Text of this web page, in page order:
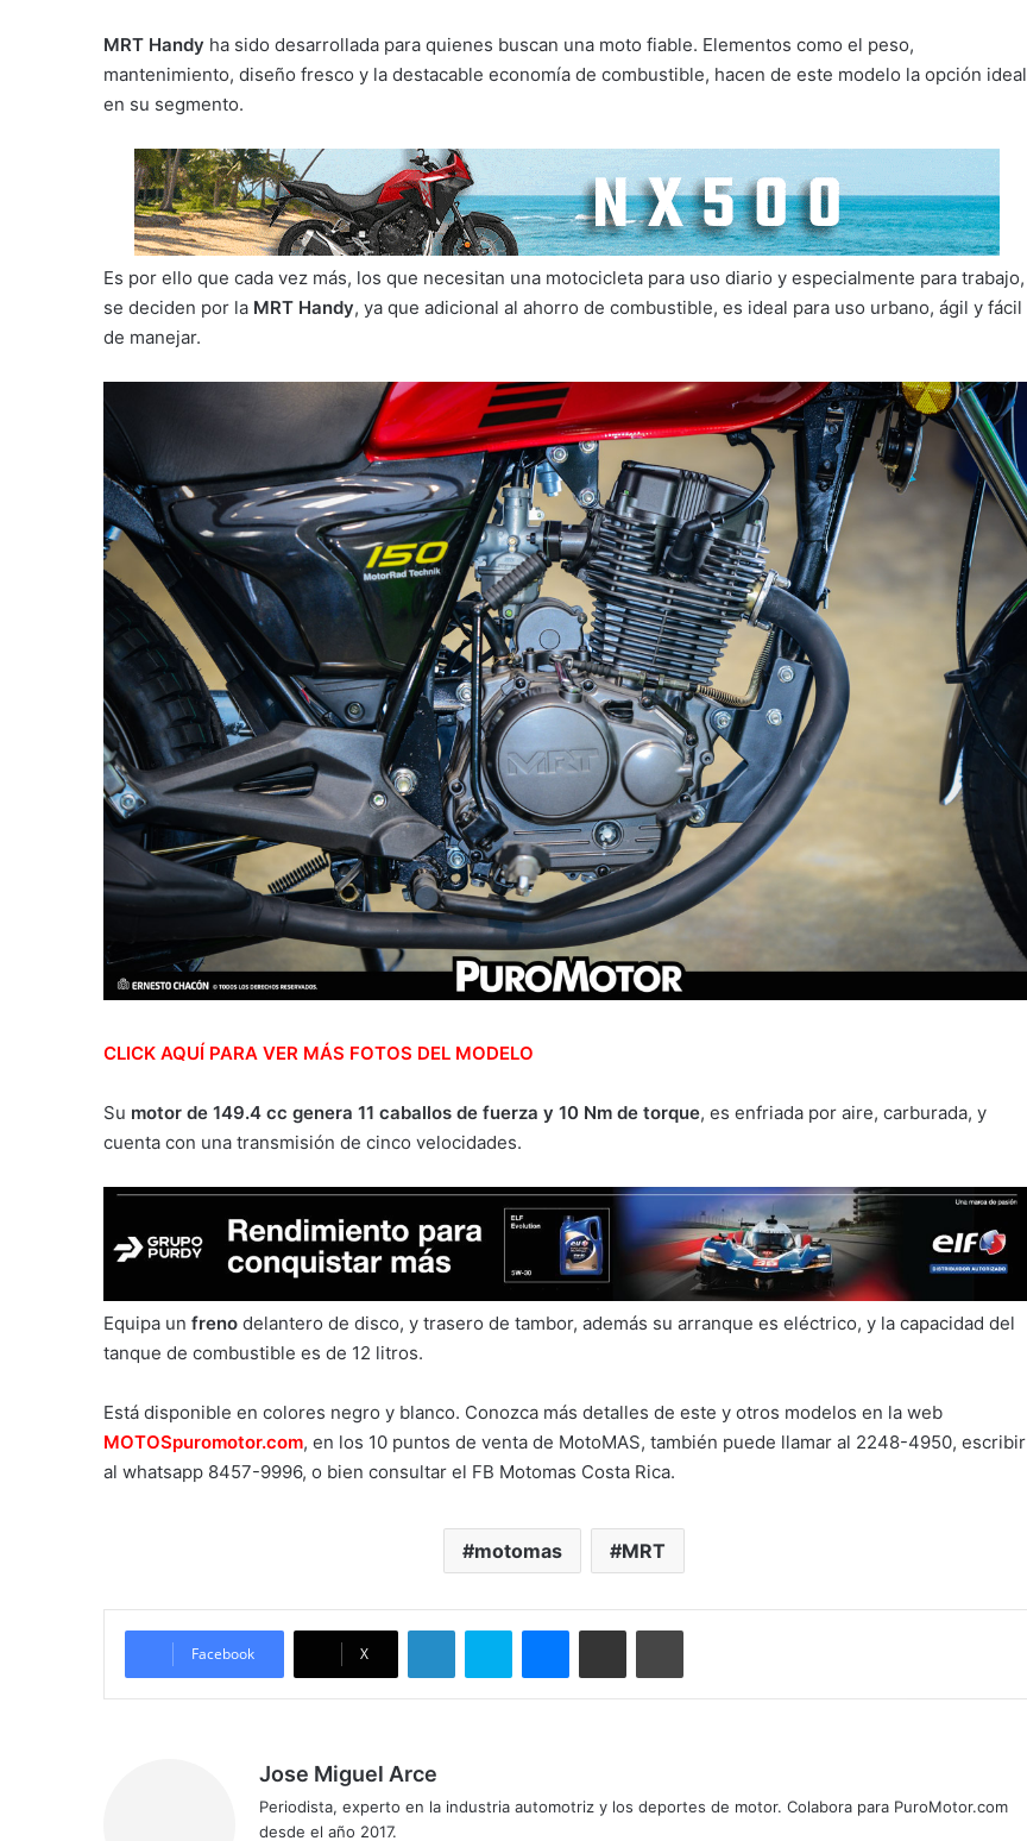
MRT Handy ha sido desarrollada para quienes buscan una moto fiable. Elementos como el peso,
mantenimiento, diseño fresco y la destacable economía de combustible, hacen de este modelo la opción ideal
en su segmento.
Es por ello que cada vez más, los que necesitan una motocicleta para uso diario y especialmente para trabajo,
se deciden por la MRT Handy, ya que adicional al ahorro de combustible, es ideal para uso urbano, ágil y fácil
de manejar.
CLICK AQUÍ PARA VER MÁS FOTOS DEL MODELO
Su motor de 149.4 cc genera 11 caballos de fuerza y 10 Nm de torque, es enfriada por aire, carburada, y
cuenta con una transmisión de cinco velocidades.
Equipa un freno delantero de disco, y trasero de tambor, además su arranque es eléctrico, y la capacidad del
tanque de combustible es de 12 litros.
Está disponible en colores negro y blanco. Conozca más detalles de este y otros modelos en la web
MOTOSpuromotor.com, en los 10 puntos de venta de MotoMAS, también puede llamar al 2248-4950, escribir
al whatsapp 8457-9996, o bien consultar el FB Motomas Costa Rica.
motomas MRT
Facebook X
Jose Miguel Arce
Periodista, experto en la industria automotriz y los deportes de motor. Colabora para PuroMotor.com
desde el año 2017.